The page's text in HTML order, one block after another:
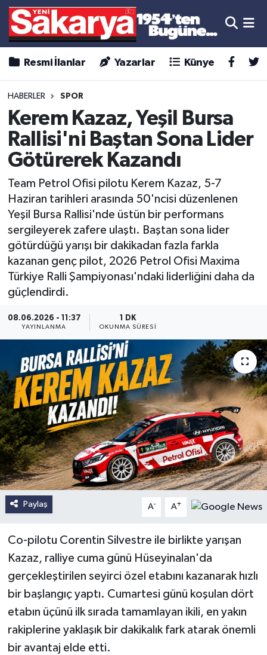
Resmi İlanlar Yazarlar Künye
HABERLER SPOR
Kerem Kazaz, Yeşil Bursa
Rallisi'ni Baştan Sona Lider
Götürerek Kazandı
Team Petrol Ofisi pilotu Kerem Kazaz, 5-7
Haziran tarihleri arasında 50'ncisi düzenlenen
Yeşil Bursa Rallisi'nde üstün bir performans
sergileyerek zafere ulaştı. Baştan sona lider
götürdüğü yarışı bir dakikadan fazla farkla
kazanan genç pilot, 2026 Petrol Ofisi Maxima
Türkiye Ralli Şampiyonası'ndaki liderliğini daha da
güçlendirdi.
08.06.2026 - 11:37
YAYINLANMA
1 DK
OKUNMA SÜRESI
Paylaş A- A+
Co-pilotu Corentin Silvestre ile birlikte yarışan
Kazaz, ralliye cuma günü Hüseyinalan'da
gerçekleştirilen seyirci özel etabını kazanarak hızlı
bir başlangıç yaptı. Cumartesi günü koşulan dört
etabın üçünü ilk sırada tamamlayan ikili, en yakın
rakiplerine yaklaşık bir dakikalık fark atarak önemli
bir avantaj elde etti.